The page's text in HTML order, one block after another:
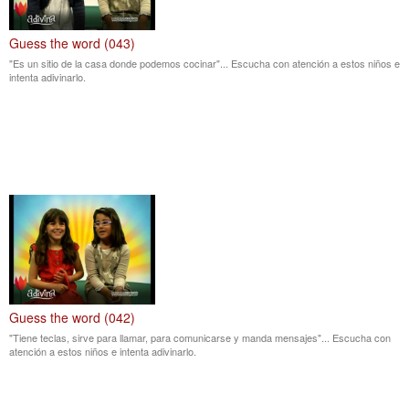
Guess the word (043)
"Es un sitio de la casa donde podemos cocinar"... Escucha con atención a estos niños e
intenta adivinarlo.
Guess the word (042)
"Tiene teclas, sirve para llamar, para comunicarse y manda mensajes"... Escucha con
atención a estos niños e intenta adivinarlo.